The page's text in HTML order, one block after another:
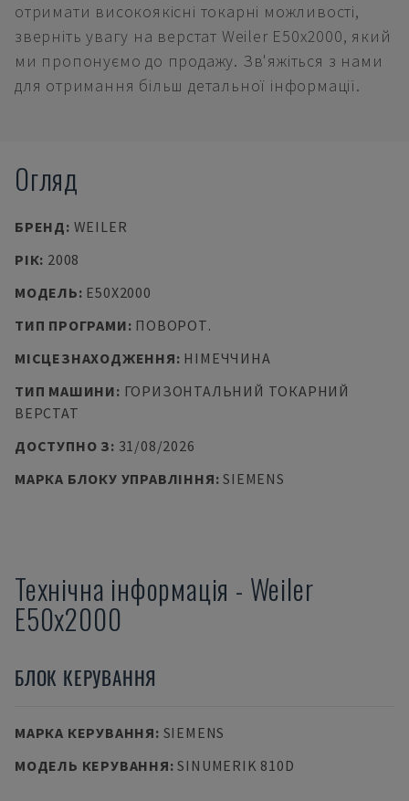
отримати високоякісні токарні можливості,
зверніть увагу на верстат Weiler E50x2000, який
ми пропонуємо до продажу. Зв'яжіться з нами
для отримання більш детальної інформації.
Огляд
БРЕНД: WEILER
РІК: 2008
МОДЕЛЬ: E50X2000
ТИП ПРОГРАМИ: ПОВОРОТ.
МІСЦЕЗНАХОДЖЕННЯ: НІМЕЧЧИНА
ТИП МАШИНИ: ГОРИЗОНТАЛЬНИЙ ТОКАРНИЙ
ВЕРСТАТ
ДОСТУПНО З: 31/08/2026
МАРКА БЛОКУ УПРАВЛІННЯ:SIEMENS
Технічна інформація - Weiler
E50x2000
БЛОК КЕРУВАННЯ
МАРКА КЕРУВАННЯ: SIEMENS
МОДЕЛЬ КЕРУВАННЯ:SINUMERIK 810D